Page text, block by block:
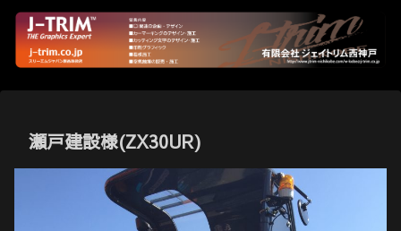
瀬戸建設様(ZX30UR)